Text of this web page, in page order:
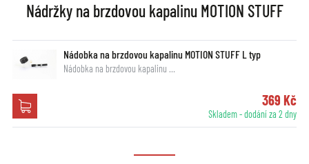
Nádržky na brzdovou kapalinu MOTION STUFF
Nádobka na brzdovou kapalinu MOTION STUFF L typ
Nádobka na brzdovou kapalinu …
369 Kč
Skladem - dodání za 2 dny